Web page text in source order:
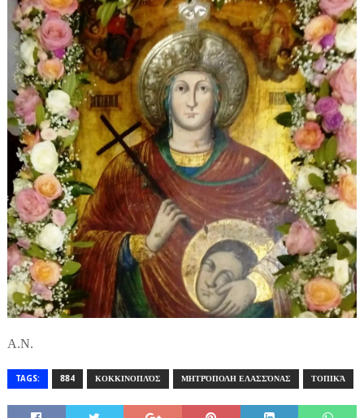
Α.Ν.
TAGS: 884 ΚΟΚΚΙΝΟΠΛΌΣ ΜΗΤΡΌΠΟΛΗ ΕΛΑΣΣΌΝΑΣ ΤΟΠΙΚΆ